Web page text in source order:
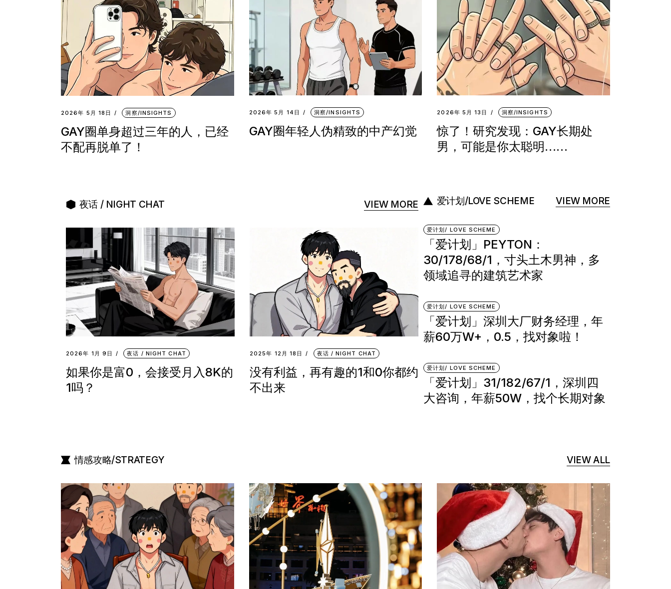
2026年 5月 18日 洞察/INSIGHTS
GAY圈单身超过三年的人，已经
不配再脱单了！
2026年 5月 14日 洞察/INSIGHTS
GAY圈年轻人伪精致的中产幻觉
2026年 5月 13日 洞察/INSIGHTS
惊了！研究发现：GAY长期处
男，可能是你太聪明……
夜话 / NIGHT CHAT VIEW MORE
2026年 1月 9日 夜话 / NIGHT CHAT
如果你是富0，会接受月入8K的
1吗？
2025年 12月 18日 夜话 / NIGHT CHAT
没有利益，再有趣的1和0你都约
不出来
爱计划/LOVE SCHEME VIEW MORE
爱计划/ LOVE SCHEME
「爱计划」PEYTON：
30/178/68/1，寸头土木男神，多
领域追寻的建筑艺术家
爱计划/ LOVE SCHEME
「爱计划」深圳大厂财务经理，年
薪60万W+，0.5，找对象啦！
爱计划/ LOVE SCHEME
「爱计划」31/182/67/1，深圳四
大咨询，年薪50W，找个长期对象
情感攻略/STRATEGY VIEW ALL